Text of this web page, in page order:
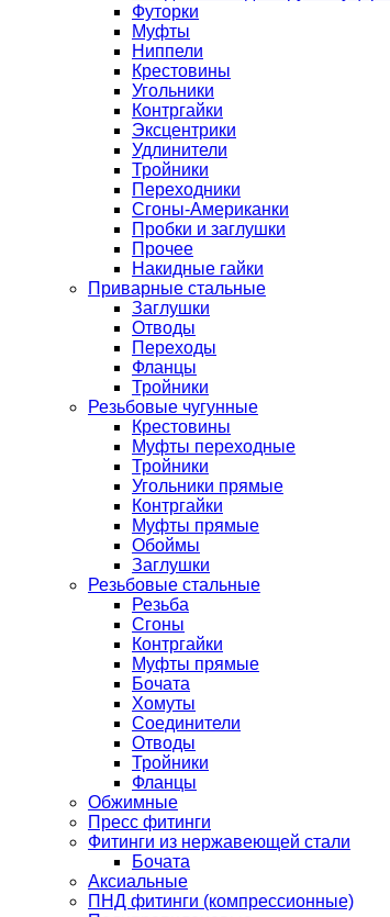
Футорки
Муфты
Ниппели
Крестовины
Угольники
Контргайки
Эксцентрики
Удлинители
Тройники
Переходники
Сгоны-Американки
Пробки и заглушки
Прочее
Накидные гайки
Приварные стальные
Заглушки
Отводы
Переходы
Фланцы
Тройники
Резьбовые чугунные
Крестовины
Муфты переходные
Тройники
Угольники прямые
Контргайки
Муфты прямые
Обоймы
Заглушки
Резьбовые стальные
Резьба
Сгоны
Контргайки
Муфты прямые
Бочата
Хомуты
Соединители
Отводы
Тройники
Фланцы
Обжимные
Пресс фитинги
Фитинги из нержавеющей стали
Бочата
Аксиальные
ПНД фитинги (компрессионные)